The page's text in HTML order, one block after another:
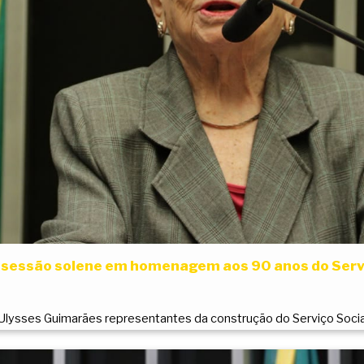
solene em homenagem aos 90 anos do
Guimarães representantes da construção do Serviço